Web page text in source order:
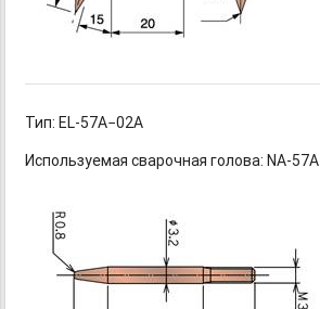
Тип: EL-57A−02A
Используемая сварочная голова: NA-57A